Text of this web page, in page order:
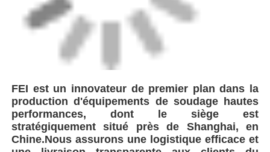
FEI est un innovateur de premier plan dans la
production d'équipements de soudage hautes
performances, dont le siège est
stratégiquement situé près de Shanghai, en
Chine.Nous assurons une logistique efficace et